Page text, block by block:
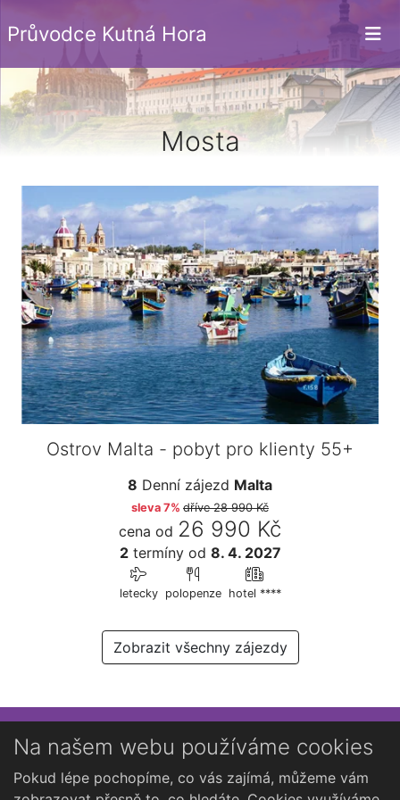
Průvodce Kutná Hora
Mosta
Ostrov Malta - pobyt pro klienty 55+
8 Denní zájezd Malta
sleva 7% dříve28 990 Kč
cena od 26 990 Kč
2termínyod 8. 4. 2027
letecky polopenze hotel ****
Zobrazit všechny zájezdy
Přihlaste se k newsletteru
Chcete dostávat občasné novinky o Kutné Hoře?
Na našem webu používáme cookies
Pokud lépe pochopíme, co vás zajímá, můžeme vám